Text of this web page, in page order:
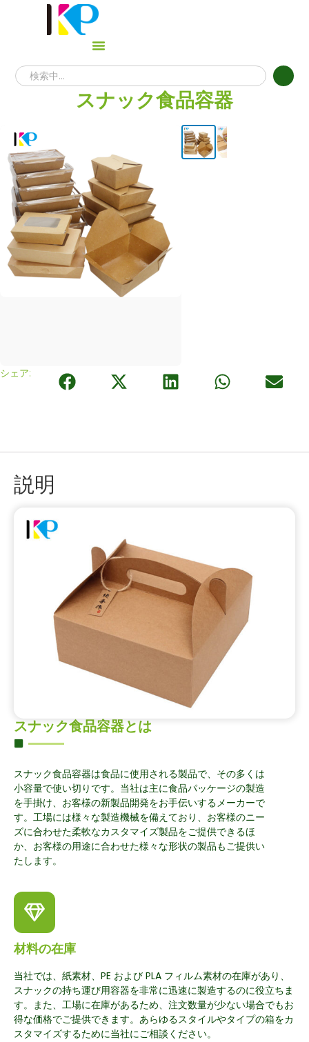
スナック食品容器
シェア:
説明
スナック食品容器とは
スナック食品容器は食品に使用される製品で、その多くは
小容量で使い切りです。当社は主に食品パッケージの製造
を手掛け、お客様の新製品開発をお手伝いするメーカーで
す。工場には様々な製造機械を備えており、お客様のニー
ズに合わせた柔軟なカスタマイズ製品をご提供できるほ
か、お客様の用途に合わせた様々な形状の製品もご提供い
たします。
材料の在庫
当社では、紙素材、PE および PLA フィルム素材の在庫があり、
スナックの持ち運び用容器を非常に迅速に製造するのに役立ちま
す。また、工場に在庫があるため、注文数量が少ない場合でもお
得な価格でご提供できます。あらゆるスタイルやタイプの箱をカ
スタマイズするために当社にご相談ください。